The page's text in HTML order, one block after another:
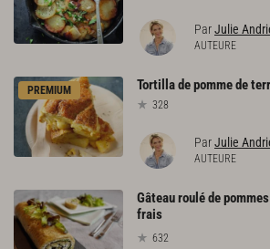
ParJulie
AUTEURE
PREMIUM Tortilladepommede
328
ParJulie
AUTEURE
Gâteau roulé de
frais
632